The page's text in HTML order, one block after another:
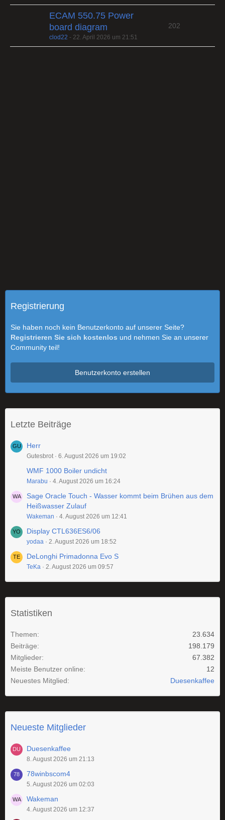
ECAM 550.75 Power
board diagram
clod22 - 22. April 2026 um 21:51
202
Registrierung
Sie haben noch kein Benutzerkonto auf unserer Seite?
Registrieren Sie sich kostenlos und nehmen Sie an unserer
Community teil!
Benutzerkonto erstellen
Letzte Beiträge
Herr
Gutesbrot 6. August 2026 um 19:02
WMF 1000 Boiler undicht
Marabu 4. August 2026 um 16:24
Sage Oracle Touch - Wasser kommt beim Brühen aus dem
Heißwasser Zulauf
Wakeman 4. August 2026 um 12:41
Display CTL636ES6/06
yodaa 2. August 2026 um 18:52
DeLonghi Primadonna Evo S
TeKa 2. August 2026 um 09:57
Statistiken
Themen
23.634
Beiträge
198.179
Mitglieder
67.382
Meiste Benutzer online
12
Neuestes Mitglied
Duesenkaffee
Neueste Mitglieder
Duesenkaffee
8. August 2026 um 21:13
78winbscom4
5. August 2026 um 02:03
Wakeman
4. August 2026 um 12:37